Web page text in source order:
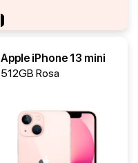
Apple iPhone 13 mini
512GB Rosa